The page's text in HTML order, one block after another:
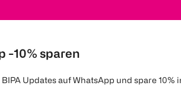
-10% sparen
Updates auf WhatsApp und spare 10%